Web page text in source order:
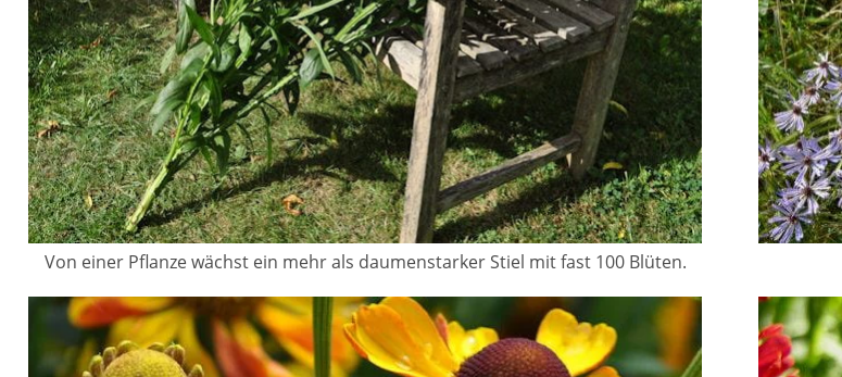
Von einer Pflanze wächst ein mehr als daumenstarker Stiel mit fast 100 Blüten.